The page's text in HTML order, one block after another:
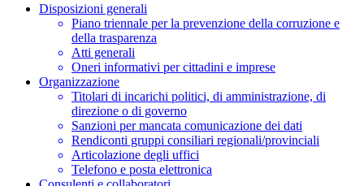
Disposizioni generali
Piano triennale per la prevenzione della corruzione e
della trasparenza
Atti generali
Oneri informativi per cittadini e imprese
Organizzazione
Titolari di incarichi politici, di amministrazione, di
direzione o di governo
Sanzioni per mancata comunicazione dei dati
Rendiconti gruppi consiliari regionali/provinciali
Articolazione degli uffici
Telefono e posta elettronica